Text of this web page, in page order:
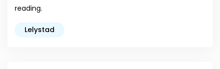
reading.
Lelystad